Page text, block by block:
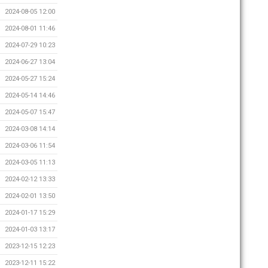
2024-08-05 12:00
2024-08-01 11:46
2024-07-29 10:23
2024-06-27 13:04
2024-05-27 15:24
2024-05-14 14:46
2024-05-07 15:47
2024-03-08 14:14
2024-03-06 11:54
2024-03-05 11:13
2024-02-12 13:33
2024-02-01 13:50
2024-01-17 15:29
2024-01-03 13:17
2023-12-15 12:23
2023-12-11 15:22